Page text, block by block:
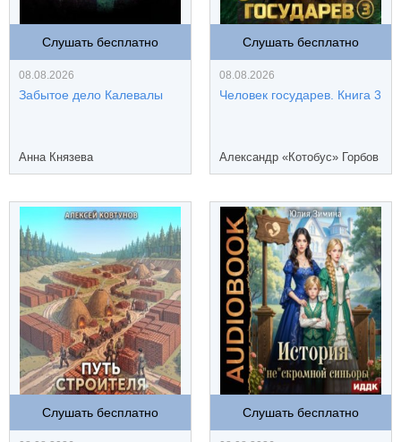
Слушать бесплатно
08.08.2026
Забытое дело Калевалы
Анна Князева
Слушать бесплатно
08.08.2026
Человек государев. Книга 3
Александр «Котобус» Горбов
Слушать бесплатно Слушать бесплатно